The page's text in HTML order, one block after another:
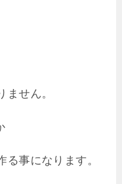
ません。
る事になります。